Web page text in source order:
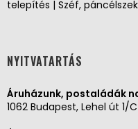
telepítés | Széf,
NYITVATARTÁS
Áruházunk, postaládák
1062 Budapest, Lehel út 1/